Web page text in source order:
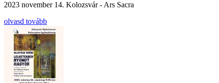
2023 november 14. Kolozsvár - Ars Sacra
olvasd tovább